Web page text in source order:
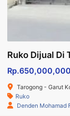
Ruko Dijual Di
Rp.650,000,000
Tarogong - Garut
Ruko
Denden Mohamad